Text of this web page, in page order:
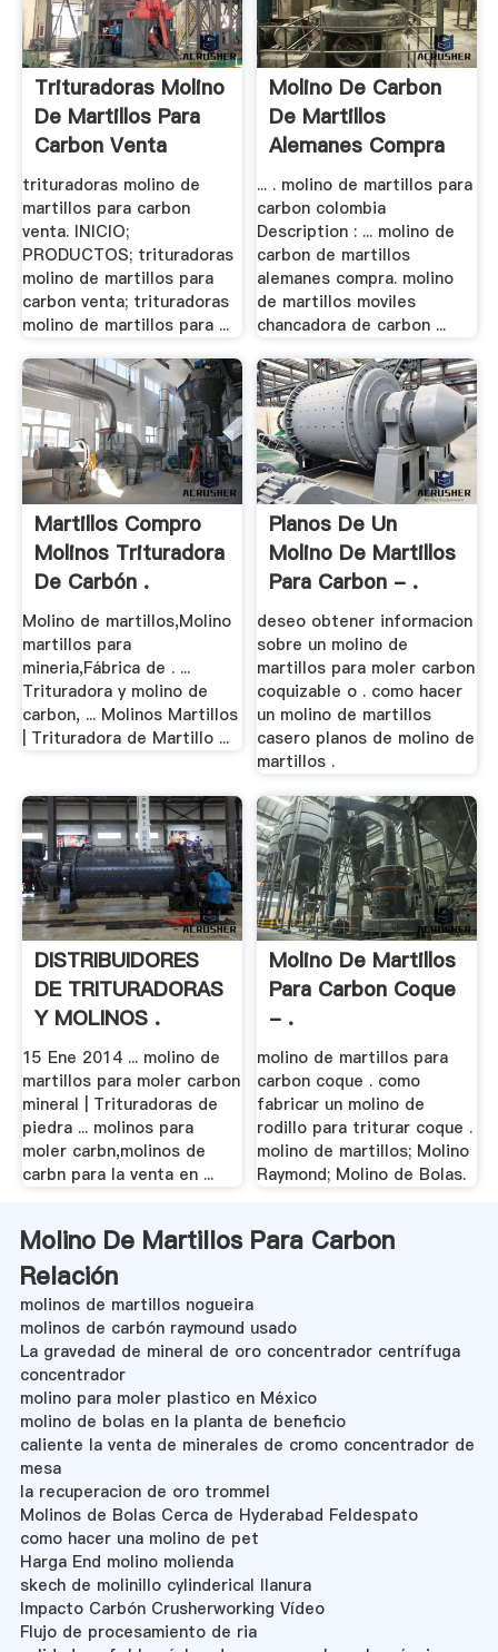
Trituradoras Molino
De Martillos Para
Carbon Venta
trituradoras molino de
martillos para carbon
venta. INICIO;
PRODUCTOS; trituradoras
molino de martillos para
carbon venta; trituradoras
molino de martillos para ...
Molino De Carbon
De Martillos
Alemanes Compra
... . molino de martillos para
carbon colombia
Description : ... molino de
carbon de martillos
alemanes compra. molino
de martillos moviles
chancadora de carbon ...
Martillos Compro
Molinos Trituradora
De Carbón .
Molino de martillos,Molino
martillos para
mineria,Fábrica de . ...
Trituradora y molino de
carbon, ... Molinos Martillos
| Trituradora de Martillo ...
Planos De Un
Molino De Martillos
Para Carbon - .
deseo obtener informacion
sobre un molino de
martillos para moler carbon
coquizable o . como hacer
un molino de martillos
casero planos de molino de
martillos .
DISTRIBUIDORES
DE TRITURADORAS
Y MOLINOS .
15 Ene 2014 ... molino de
martillos para moler carbon
mineral | Trituradoras de
piedra ... molinos para
moler carbn,molinos de
carbn para la venta en ...
Molino De Martillos
Para Carbon Coque
- .
molino de martillos para
carbon coque . como
fabricar un molino de
rodillo para triturar coque .
molino de martillos; Molino
Raymond; Molino de Bolas.
Molino De Martillos Para Carbon
Relación
molinos de martillos nogueira
molinos de carbón raymound usado
La gravedad de mineral de oro concentrador centrífuga
concentrador
molino para moler plastico en México
molino de bolas en la planta de beneficio
caliente la venta de minerales de cromo concentrador de
mesa
la recuperacion de oro trommel
Molinos de Bolas Cerca de Hyderabad Feldespato
como hacer una molino de pet
Harga End molino molienda
skech de molinillo cylinderical llanura
Impacto Carbón Crusherworking Vídeo
Flujo de procesamiento de ria